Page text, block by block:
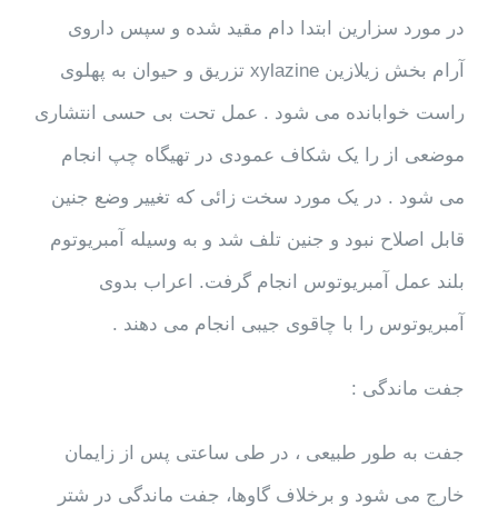
در مورد سزارین ابتدا دام مقید شده و سپس داروی
آرام بخش زیلازین xylazine تزریق و حیوان به پهلوی
راست خوابانده می شود . عمل تحت بی حسی انتشاری
موضعی از را یک شکاف عمودی در تهیگاه چپ انجام
می شود . در یک مورد سخت زائی که تغییر وضع جنین
قابل اصلاح نبود و جنین تلف شد و به وسیله آمبریوتوم
بلند عمل آمبریوتوس انجام گرفت. اعراب بدوی
آمبریوتوس را با چاقوی جیبی انجام می دهند .
جفت ماندگی :
جفت به طور طبیعی ، در طی ساعتی پس از زایمان
خارج می شود و برخلاف گاوها، جفت ماندگی در شتر